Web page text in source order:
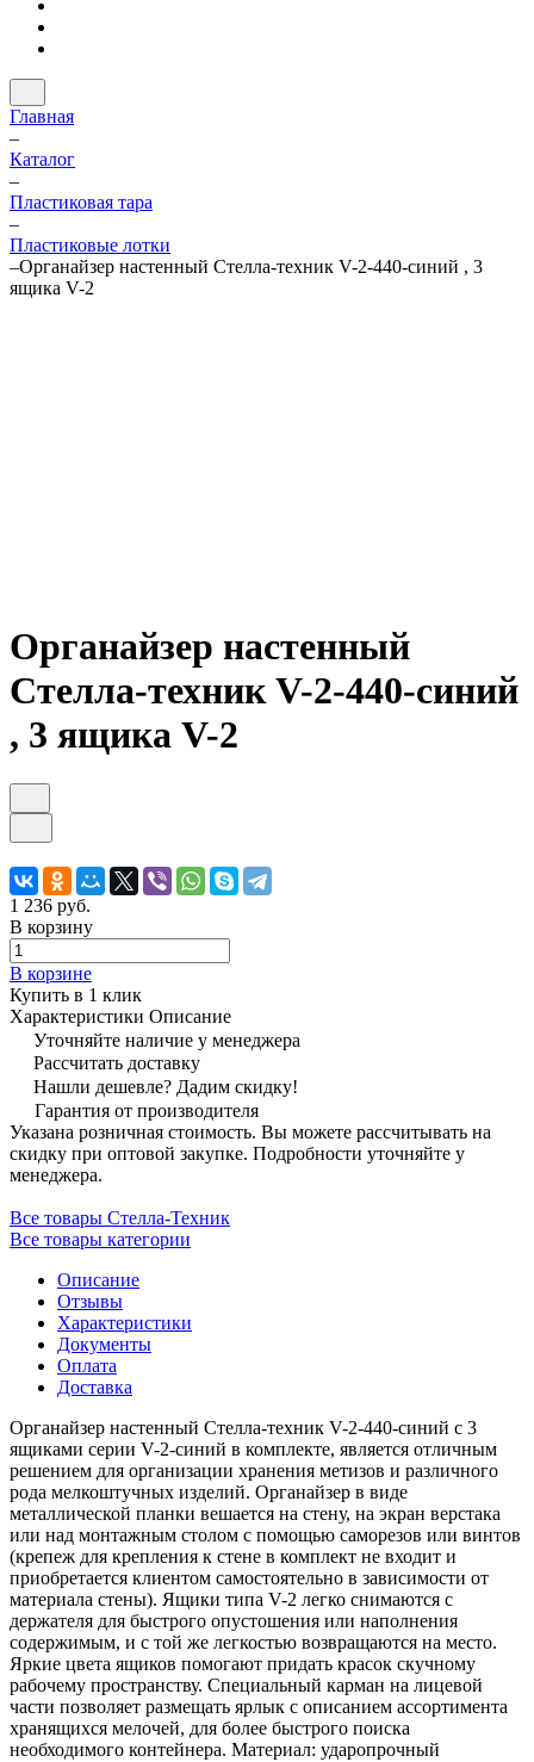
Главная
–
Каталог
–
Пластиковая тара
–
Пластиковые лотки
–Органайзер настенный Стелла-техник V-2-440-синий , 3
ящика V-2
Органайзер настенный
Стелла-техник V-2-440-синий
, 3 ящика V-2
1 236 руб.
В корзину
В корзине
Купить в 1 клик
Характеристики Описание
Уточняйте наличие у менеджера
Рассчитать доставку
Нашли дешевле? Дадим скидку!
Гарантия от производителя
Указана розничная стоимость. Вы можете рассчитывать на
скидку при оптовой закупке. Подробности уточняйте у
менеджера.
Все товары Стелла-Техник
Все товары категории
Описание
Отзывы
Характеристики
Документы
Оплата
Доставка
Органайзер настенный Стелла-техник V-2-440-синий с 3
ящиками серии V-2-синий в комплекте, является отличным
решением для организации хранения метизов и различного
рода мелкоштучных изделий. Органайзер в виде
металлической планки вешается на стену, на экран верстака
или над монтажным столом с помощью саморезов или винтов
(крепеж для крепления к стене в комплект не входит и
приобретается клиентом самостоятельно в зависимости от
материала стены). Ящики типа V-2 легко снимаются с
держателя для быстрого опустошения или наполнения
содержимым, и с той же легкостью возвращаются на место.
Яркие цвета ящиков помогают придать красок скучному
рабочему пространству. Специальный карман на лицевой
части позволяет размещать ярлык с описанием ассортимента
хранящихся мелочей, для более быстрого поиска
необходимого контейнера. Материал: ударопрочный